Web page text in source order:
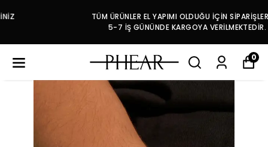
TÜM ÜRÜNLER EL YAPIMI OLDUĞU İÇİN SİPARİŞLERİNİZ
5-7 İŞ GÜNÜNDE KARGOYA VERİLMEKTEDİR.
0